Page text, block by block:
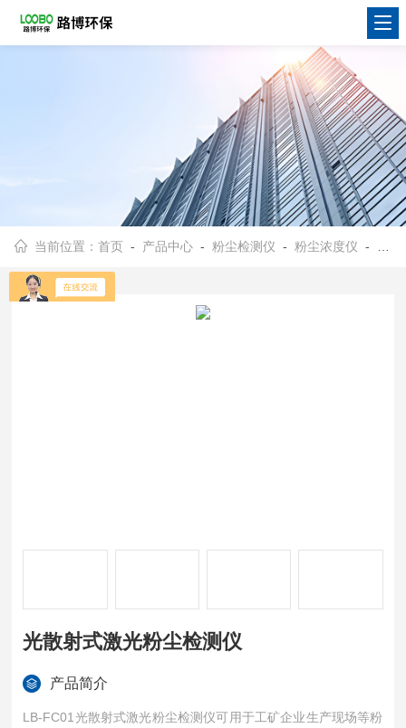
当前位置：首页 - 产品中心 -粉尘检测仪 -粉尘浓度仪 - LB-FC01光散射式激光粉尘检测仪
光散射式激光粉尘检测仪
产品简介
LB-FC01光散射式激光粉尘检测仪可用于工矿企业生产现场等粉